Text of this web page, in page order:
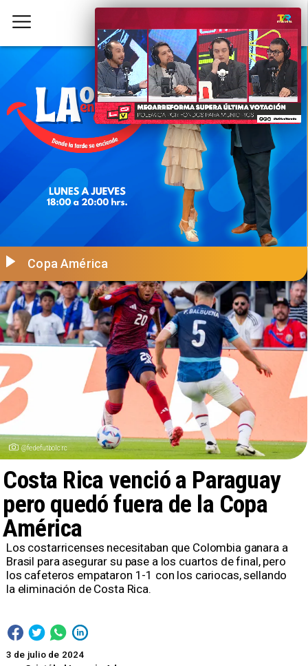
@fedefutbolcrc
Costa Rica venció a Paraguay
pero quedó fuera de la Copa
América
Copa América
3 de julio de 2024
​Los costarricenses necesitaban que Colombia ganara a
Brasil para asegurar su pase a los cuartos de final, pero
los cafeteros empataron 1-1 con los cariocas, sellando
la eliminación de Costa Rica.